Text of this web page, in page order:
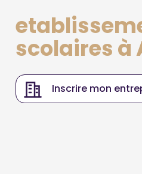
scolaires à
Inscrire mon